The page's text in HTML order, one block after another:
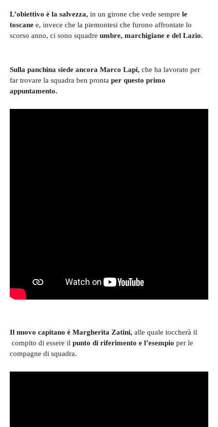
L’obiettivo è la salvezza, in un girone che vede sempre le
toscane e, invece che la piemontesi che furono affrontate lo
scorso anno, ci sono squadre umbre, marchigiane e del Lazio.
Sulla panchina siede ancora Marco Lapi, che ha lavorato per
far trovare la squadra ben pronta per questo primo
appuntamento.
Il nuovo capitano è Margherita Zatini, alle quale toccherà il
compito di essere il punto di riferimento e l’esempio per le
compagne di squadra.